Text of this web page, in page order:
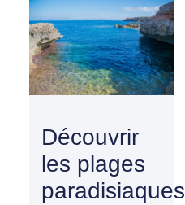
Découvrir
les plages
paradisiaques